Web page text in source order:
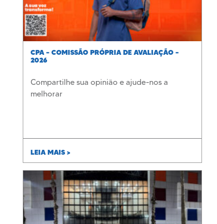
CPA – COMISSÃO PRÓPRIA DE AVALIAÇÃO –
2026
Compartilhe sua opinião e ajude-nos a
melhorar
LEIA MAIS >